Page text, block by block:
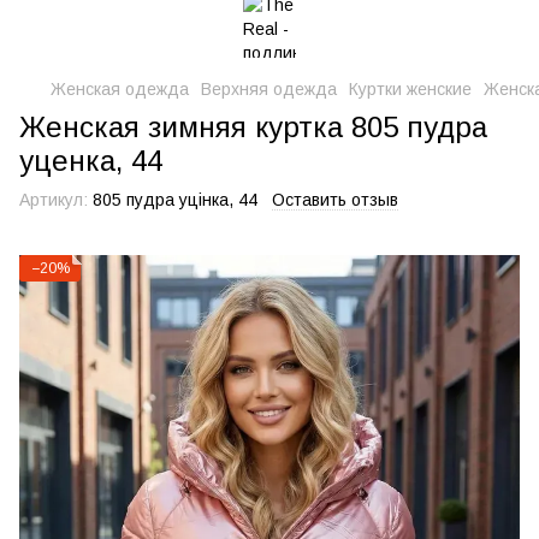
Женская одежда Верхняя одежда Куртки женские
Женская зимняя куртка 805 пудра
уценка, 44
Артикул: 805 пудра уцінка, 44 Оставить отзыв
−20%